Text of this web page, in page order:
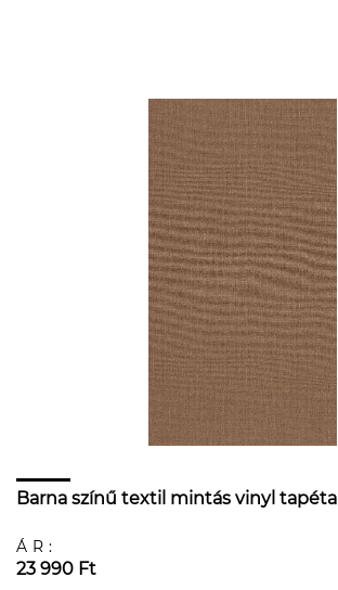
Barna színű textil mintás vinyl tapéta
ÁR:
23 990 Ft